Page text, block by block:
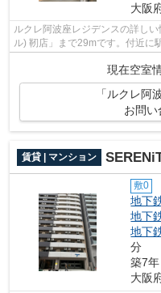
大阪
ルクレ阿波座レジデンスの詳し
ル) 靭店」まで29mです。付近に
現在空室
「ルクレ阿
お問い
賃貸 | マンション
敷0
地下
地下
地下
分
築7年
大阪